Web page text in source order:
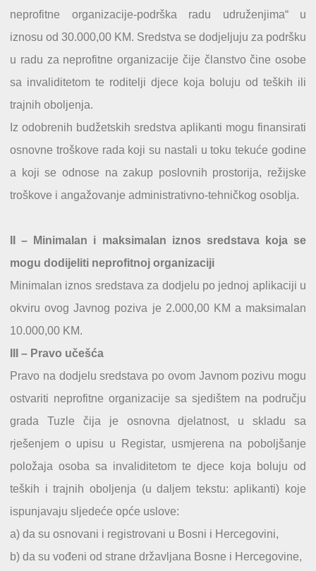
neprofitne organizacije-podrška radu udruženjima“ u
iznosu od 30.000,00 KM. Sredstva se dodjeljuju za podršku
u radu za neprofitne organizacije čije članstvo čine osobe
sa invaliditetom te roditelji djece koja boluju od teških ili
trajnih oboljenja.
Iz odobrenih budžetskih sredstva aplikanti mogu finansirati
osnovne troškove rada koji su nastali u toku tekuće godine
a koji se odnose na zakup poslovnih prostorija, režijske
troškove i angažovanje administrativno-tehničkog osoblja.
II – Minimalan i maksimalan iznos sredstava koja se
mogu dodijeliti neprofitnoj organizaciji
Minimalan iznos sredstava za dodjelu po jednoj aplikaciji u
okviru ovog Javnog poziva je 2.000,00 KM a maksimalan
10.000,00 KM.
III – Pravo učešća
Pravo na dodjelu sredstava po ovom Javnom pozivu mogu
ostvariti neprofitne organizacije sa sjedištem na području
grada Tuzle čija je osnovna djelatnost, u skladu sa
rješenjem o upisu u Registar, usmjerena na poboljšanje
položaja osoba sa invaliditetom te djece koja boluju od
teških i trajnih oboljenja (u daljem tekstu: aplikanti) koje
ispunjavaju sljedeće opće uslove:
a) da su osnovani i registrovani u Bosni i Hercegovini,
b) da su vođeni od strane državljana Bosne i Hercegovine,